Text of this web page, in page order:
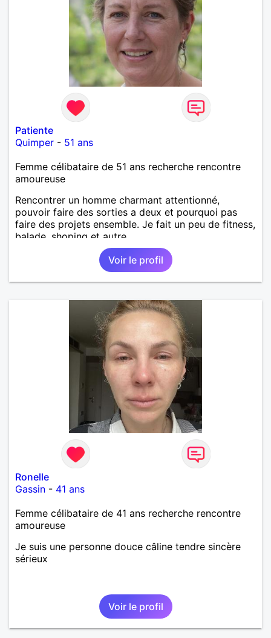
Patiente
Quimper - 51 ans
Femme célibataire de 51 ans recherche rencontre
amoureuse
Rencontrer un homme charmant attentionné,
pouvoir faire des sorties a deux et pourquoi pas
faire des projets ensemble. Je fait un peu de fitness,
balade, shoping et autre.
Voir le profil
Ronelle
Gassin - 41 ans
Femme célibataire de 41 ans recherche rencontre
amoureuse
Je suis une personne douce câline tendre sincère
sérieux
Voir le profil